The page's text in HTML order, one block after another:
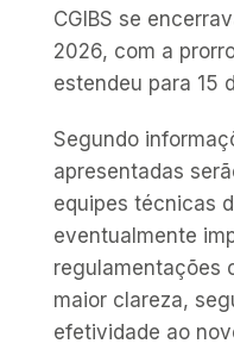
CGIBS se
2026, com a
estendeu para 15
Segundo
apresentadas
equipes técnicas
eventualmente
regulamentações
maior clareza,
efetividade ao